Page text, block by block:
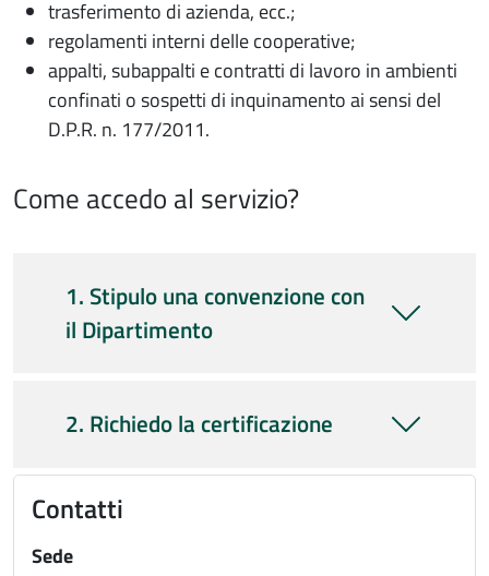
trasferimento di azienda, ecc.;
regolamenti interni delle cooperative;
appalti, subappalti e contratti di lavoro in ambienti
confinati o sospetti di inquinamento ai sensi del
D.P.R. n. 177/2011.
Come accedo al servizio?
1. Stipulo una convenzione con
il Dipartimento
2. Richiedo la certificazione
Contatti
Sede